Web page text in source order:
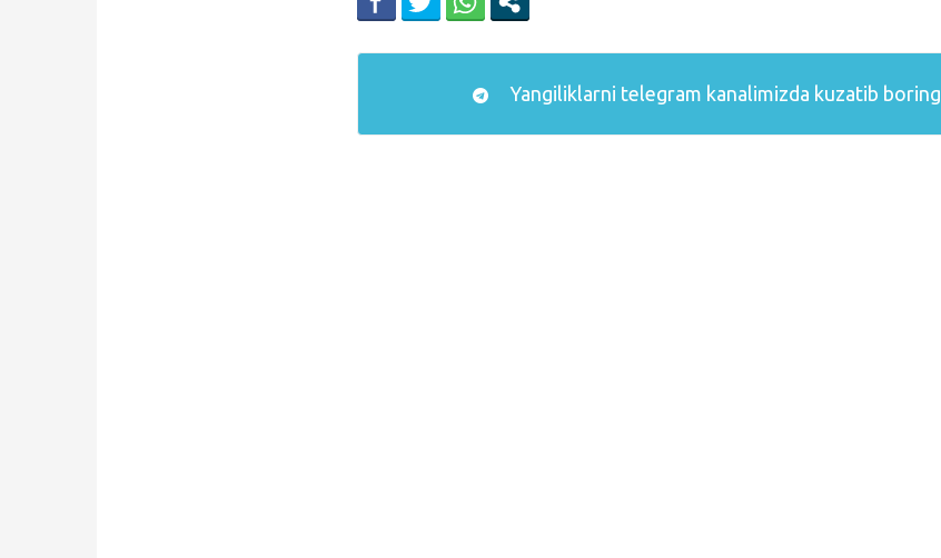
Yangiliklarni telegram kanalimizda kuzatib boring